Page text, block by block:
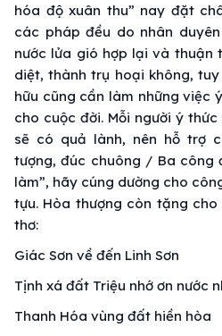
hóa độ xuân thu” nay đặt
các pháp đều do nhân
nước lửa gió hợp lại và thuận
diệt, thành trụ hoại không,
hữu cũng cần làm những việc
cho cuộc đời. Mỗi người ý
sẽ có quả lành, nên hỗ trợ
tượng, đúc chuông / Ba công
làm”, hãy cúng dường cho
tựu. Hòa thượng còn tặng
thơ:
Giác Sơn về đến Linh Sơn
Tịnh xá đất Triệu nhớ ơn nước
Thanh Hóa vùng đất hiền hòa